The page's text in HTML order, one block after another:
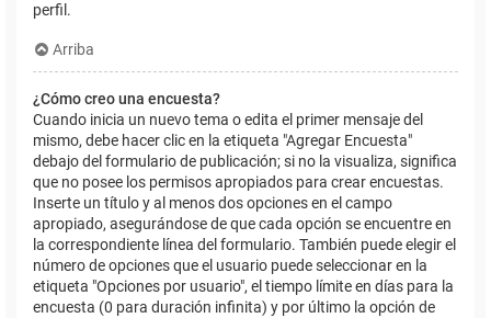
perfil.
Arriba
¿Cómo creo una encuesta?
Cuando inicia un nuevo tema o edita el primer mensaje del
mismo, debe hacer clic en la etiqueta "Agregar Encuesta"
debajo del formulario de publicación; si no la visualiza, significa
que no posee los permisos apropiados para crear encuestas.
Inserte un título y al menos dos opciones en el campo
apropiado, asegurándose de que cada opción se encuentre en
la correspondiente línea del formulario. También puede elegir el
número de opciones que el usuario puede seleccionar en la
etiqueta "Opciones por usuario", el tiempo límite en días para la
encuesta (0 para duración infinita) y por último la opción de